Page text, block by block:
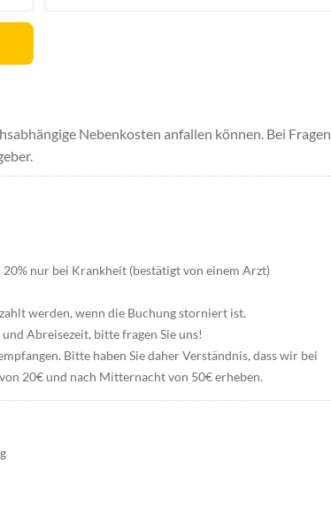
Nebenkosten anfallen können. Bei Fragen
nur bei Krankheit (bestätigt von einem Arzt)
werden, wenn die Buchung storniert ist.
Abreisezeit, bitte fragen Sie uns!
Bitte haben Sie daher Verständnis, dass wir bei
20€ und nach Mitternacht von 50€ erheben.